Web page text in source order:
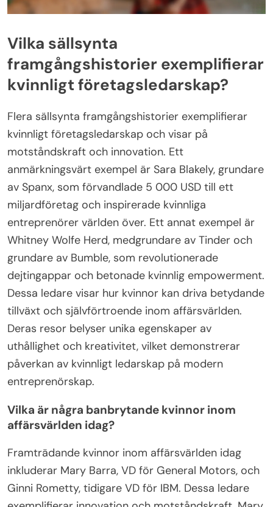
Vilka sällsynta
framgångshistorier exemplifierar
kvinnligt företagsledarskap?
Flera sällsynta framgångshistorier exemplifierar
kvinnligt företagsledarskap och visar på
motståndskraft och innovation. Ett
anmärkningsvärt exempel är Sara Blakely, grundare
av Spanx, som förvandlade 5 000 USD till ett
miljardföretag och inspirerade kvinnliga
entreprenörer världen över. Ett annat exempel är
Whitney Wolfe Herd, medgrundare av Tinder och
grundare av Bumble, som revolutionerade
dejtingappar och betonade kvinnlig empowerment.
Dessa ledare visar hur kvinnor kan driva betydande
tillväxt och självförtroende inom affärsvärlden.
Deras resor belyser unika egenskaper av
uthållighet och kreativitet, vilket demonstrerar
påverkan av kvinnligt ledarskap på modern
entreprenörskap.
Vilka är några banbrytande kvinnor inom
affärsvärlden idag?
Framträdande kvinnor inom affärsvärlden idag
inkluderar Mary Barra, VD för General Motors, och
Ginni Rometty, tidigare VD för IBM. Dessa ledare